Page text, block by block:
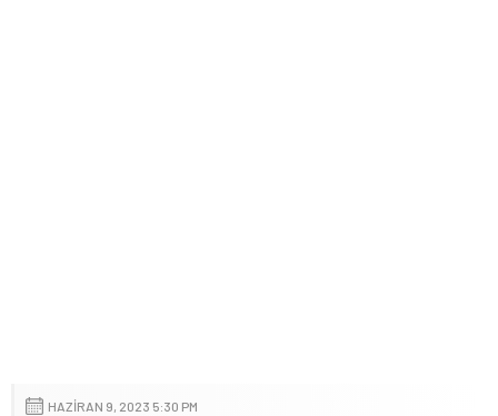
HAZIRAN 9, 2023 5:30 PM